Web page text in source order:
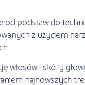
od podstaw do
z użyciem
włosów i skóry
najnowszych